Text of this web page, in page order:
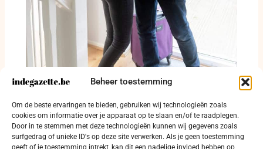
Beheer toestemming
Om de beste ervaringen te bieden, gebruiken wij technologieën zoals
cookies om informatie over je apparaat op te slaan en/of te raadplegen.
Door in te stemmen met deze technologieën kunnen wij gegevens zoals
surfgedrag of unieke ID's op deze site verwerken. Als je geen toestemming
geeft of je toestemming intrekt, kan dit een nadelige invloed hebben op
Gratis hulp voor zuiniger wonen in Diksmuide
8 april 2026